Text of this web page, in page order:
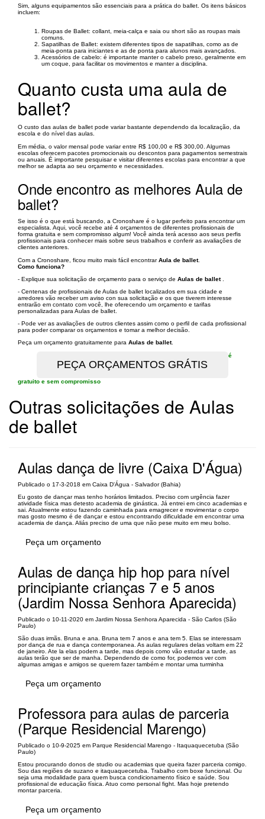
Sim, alguns equipamentos são essenciais para a prática do ballet. Os itens básicos
incluem:
Roupas de Ballet: collant, meia-calça e saia ou short são as roupas mais
comuns.
Sapatilhas de Ballet: existem diferentes tipos de sapatilhas, como as de
meia-ponta para iniciantes e as de ponta para alunos mais avançados.
Acessórios de cabelo: é importante manter o cabelo preso, geralmente em
um coque, para facilitar os movimentos e manter a disciplina.
Quanto custa uma aula de
ballet?
O custo das aulas de ballet pode variar bastante dependendo da localização, da
escola e do nível das aulas.
Em média, o valor mensal pode variar entre R$ 100,00 e R$ 300,00. Algumas
escolas oferecem pacotes promocionais ou descontos para pagamentos semestrais
ou anuais. É importante pesquisar e visitar diferentes escolas para encontrar a que
melhor se adapta ao seu orçamento e necessidades.
Onde encontro as melhores Aula de
ballet?
Se isso é o que está buscando, a Cronoshare é o lugar perfeito para encontrar um
especialista. Aqui, você recebe até 4 orçamentos de diferentes profissionais de
forma gratuita e sem compromisso algum! Você ainda terá acesso aos seus perfis
profissionais para conhecer mais sobre seus trabalhos e conferir as avaliações de
clientes anteriores.
Com a Cronoshare, ficou muito mais fácil encontrarAula de ballet.
Como funciona?
- Explique sua solicitação de orçamento para o serviço de Aulas de ballet
- Centenas de profissionais de Aulas de ballet localizados em sua cidade e
arredores vão receber um aviso con sua solicitação e os que tiverem interesse
entrarão em contato com você, lhe oferecendo um orçamento e tarifas
personalizadas para Aulas de ballet.
- Pode ver as avaliações de outros clientes assim como o perfil de cada profissional
para poder comparar os orçamentos e tomar a melhor decisão.
Peça um orçamento gratuitamente para Aulas de ballet.
é
gratuito e sem compromisso
Outras solicitações de Aulas
de ballet
Aulas dança de livre (Caixa D'Água)
Publicado o 17-3-2018 em Caixa D'Água - Salvador (Bahia)
Eu gosto de dançar mas tenho horários limitados. Preciso com urgência fazer
atividade física mas detesto academia de ginástica. Já entrei em cinco academias e
sai. Atualmente estou fazendo caminhada para emagrecer e movimentar o corpo
mas gosto mesmo é de dançar e estou encontrando dificuldade em encontrar uma
academia de dança. Aliás preciso de uma que não pese muito em meu bolso.
Peça um orçamento
Aulas de dança hip hop para nível
principiante crianças 7 e 5 anos
(Jardim Nossa Senhora Aparecida)
Publicado o 10-11-2020 em Jardim Nossa Senhora Aparecida - São Carlos (São
Paulo)
São duas irmãs. Bruna e ana. Bruna tem 7 anos e ana tem 5. Elas se interessam
por dança de rua e dança contemporanea. As aulas regulares delas voltam em 22
de janeiro. Ate la elas podem a tarde, mas depois como vão estudar a tarde, as
aulas terão que ser de manha. Dependendo de como for, podemos ver com
algumas amigas e amigos se querem fazer também e montar uma turminha
Peça um orçamento
Professora para aulas de parceria
(Parque Residencial Marengo)
Publicado o 10-9-2025 em Parque Residencial Marengo - Itaquaquecetuba (São
Paulo)
Estou procurando donos de studio ou academias que queira fazer parceria comigo.
Sou das regiões de suzano e itaquaquecetuba. Trabalho com boxe funcional. Ou
seja uma modalidade para quem busca condicionamento físico e saúde. Sou
profissional de educação física. Atuo como personal fight. Mas hoje pretendo
montar parceria.
Peça um orçamento